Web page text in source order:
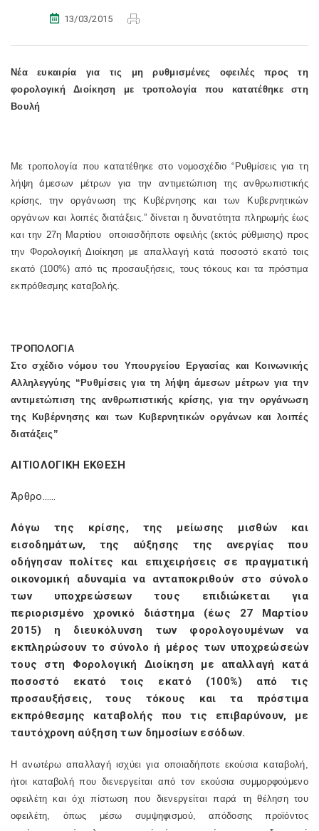
13/03/2015
Νέα ευκαιρία για τις μη ρυθμισμένες οφειλές προς τη
φορολογική Διοίκηση με τροπολογία που κατατέθηκε στη
Βουλή
Με τροπολογία που κατατέθηκε στο νομοσχέδιο “Ρυθμίσεις για τη
λήψη άμεσων μέτρων για την αντιμετώπιση της ανθρωπιστικής
κρίσης, την οργάνωση της Κυβέρνησης και των Κυβερνητικών
οργάνων και λοιπές διατάξεις.” δίνεται η δυνατότητα πληρωμής έως
και την 27η Μαρτίου οποιασδήποτε οφειλής (εκτός ρύθμισης) προς
την Φορολογική Διοίκηση με απαλλαγή κατά ποσοστό εκατό τοις
εκατό (100%) από τις προσαυξήσεις, τους τόκους και τα πρόστιμα
εκπρόθεσμης καταβολής.
ΤΡΟΠΟΛΟΓΙΑ
Στο σχέδιο νόμου του Υπουργείου Εργασίας και Κοινωνικής
Αλληλεγγύης “Ρυθμίσεις για τη λήψη άμεσων μέτρων για την
αντιμετώπιση της ανθρωπιστικής κρίσης, για την οργάνωση
της Κυβέρνησης και των Κυβερνητικών οργάνων και λοιπές
διατάξεις”
ΑΙΤΙΟΛΟΓΙΚΗ ΕΚΘΕΣΗ
Άρθρο……
Λόγω της κρίσης, της μείωσης μισθών και
εισοδημάτων, της αύξησης της ανεργίας που
οδήγησαν πολίτες και επιχειρήσεις σε πραγματική
οικονομική αδυναμία να ανταποκριθούν στο σύνολο
των υποχρεώσεων τους επιδιώκεται για
περιορισμένο χρονικό διάστημα (έως 27 Μαρτίου
2015) η διευκόλυνση των φορολογουμένων να
εκπληρώσουν το σύνολο ή μέρος των υποχρεώσεών
τους στη Φορολογική Διοίκηση με απαλλαγή κατά
ποσοστό εκατό τοις εκατό (100%) από τις
προσαυξήσεις, τους τόκους και τα πρόστιμα
εκπρόθεσμης καταβολής που τις επιβαρύνουν, με
ταυτόχρονη αύξηση των δημοσίων εσόδων.
Η ανωτέρω απαλλαγή ισχύει για οποιαδήποτε εκούσια καταβολή,
ήτοι καταβολή που διενεργείται από τον εκούσια συμμορφούμενο
οφειλέτη και όχι πίστωση που διενεργείται παρά τη θέληση του
οφειλέτη, όπως μέσω συμψηφισμού, απόδοσης προϊόντος